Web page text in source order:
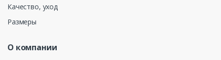
Качество, уход
Размеры
О компании